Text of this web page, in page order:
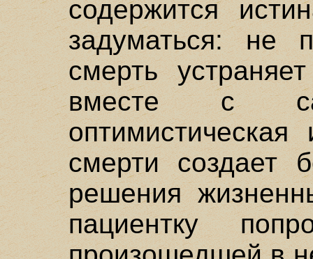
содержится
задуматься: не
смерть
вместе с
смерти создает
решения
пациентку